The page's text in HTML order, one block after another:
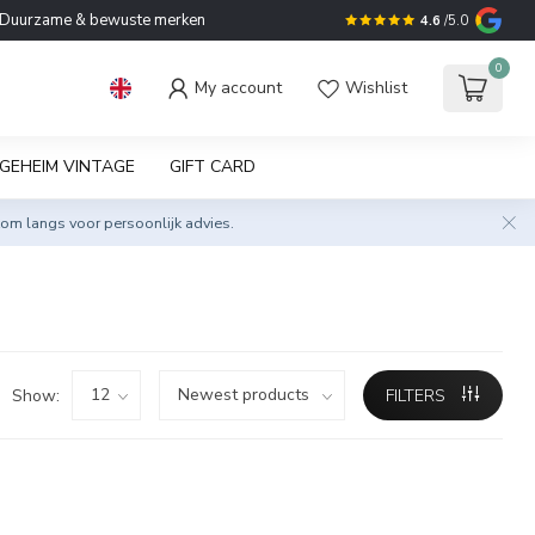
Duurzame & bewuste merken 4.6 /5.0
My account Wishlist
0
VINTAGE GIFT CARD
langs voor persoonlijk advies.
Show: FILTERS